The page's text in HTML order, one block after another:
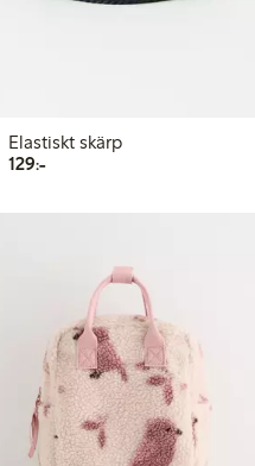
Elastiskt skärp
129:-129,00 kr